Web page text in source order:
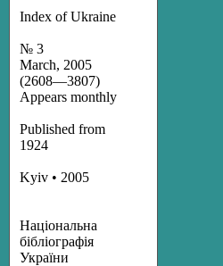
Index of Ukraine
№ 3
March, 2005
(2608—3807)
Appears monthly
Published from
1924
Kyiv • 2005
Національна
бібліографія
України